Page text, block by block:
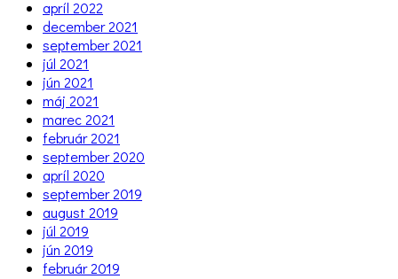
apríl 2022
december 2021
september 2021
júl 2021
jún 2021
máj 2021
marec 2021
február 2021
september 2020
apríl 2020
september 2019
august 2019
júl 2019
jún 2019
február 2019